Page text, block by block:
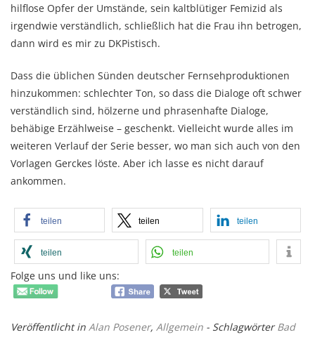
hilflose Opfer der Umstände, sein kaltblütiger Femizid als
irgendwie verständlich, schließlich hat die Frau ihn betrogen,
dann wird es mir zu DKPistisch.
Dass die üblichen Sünden deutscher Fernsehproduktionen
hinzukommen: schlechter Ton, so dass die Dialoge oft schwer
verständlich sind, hölzerne und phrasenhafte Dialoge,
behäbige Erzählweise – geschenkt. Vielleicht wurde alles im
weiteren Verlauf der Serie besser, wo man sich auch von den
Vorlagen Gerckes löste. Aber ich lasse es nicht darauf
ankommen.
teilen teilen teilen
teilen teilen
Folge uns und like uns:
Veröffentlicht in Alan Posener, Allgemein - SchlagwörterBad